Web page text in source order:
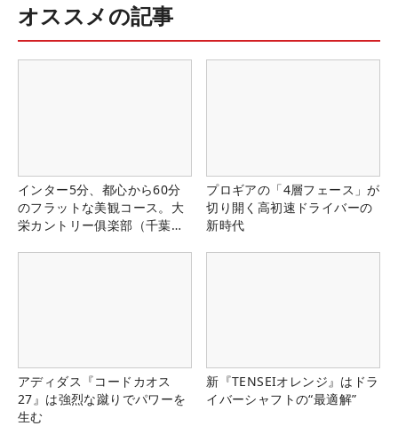
オススメの記事
インター5分、都心から60分
のフラットな美観コース。大
栄カントリー俱楽部（千葉
プロギアの「4層フェース」が
切り開く高初速ドライバーの
新時代
アディダス『コードカオス
27』は強烈な蹴りでパワーを
生む
新『TENSEIオレンジ』はドラ
イバーシャフトの“最適解”